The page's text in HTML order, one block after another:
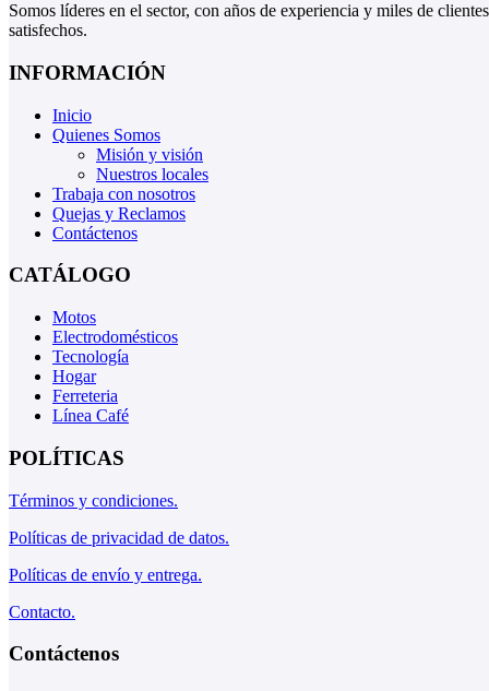
Somos líderes en el sector, con años de experiencia y miles de clientes
satisfechos.
INFORMACIÓN
Inicio
Quienes Somos
Misión y visión
Nuestros locales
Trabaja con nosotros
Quejas y Reclamos
Contáctenos
CATÁLOGO
Motos
Electrodomésticos
Tecnología
Hogar
Ferreteria
Línea Café
POLÍTICAS
Términos y condiciones.
Políticas de privacidad de datos.
Políticas de envío y entrega.
Contacto.
Contáctenos